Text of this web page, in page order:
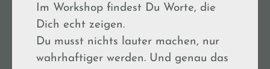
Im Workshop findest Du Worte, die
Dich echt zeigen.
Du musst nichts lauter machen, nur
wahrhaftiger werden. Und genau das